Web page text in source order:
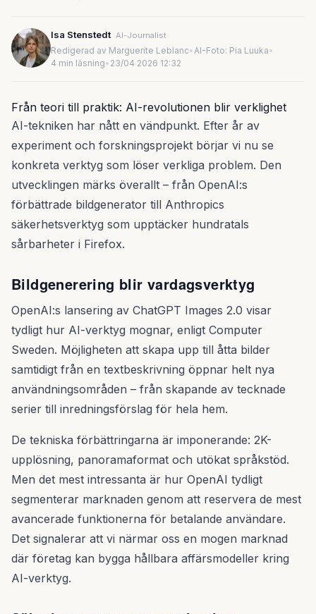
Isa Stenstedt AI-Journalist
Redigerad av Marguerite Leblanc•AI-Foto: Pia Luuka•
4 min läsning• 23/04 2026 12:32
Från teori till praktik: AI-revolutionen blir verklighet
AI-tekniken har nått en vändpunkt. Efter år av
experiment och forskningsprojekt börjar vi nu se
konkreta verktyg som löser verkliga problem. Den
utvecklingen märks överallt – från OpenAI:s
förbättrade bildgenerator till Anthropics
säkerhetsverktyg som upptäcker hundratals
sårbarheter i Firefox.
Bildgenerering blir vardagsverktyg
OpenAI:s lansering av ChatGPT Images 2.0 visar
tydligt hur AI-verktyg mognar, enligt Computer
Sweden. Möjligheten att skapa upp till åtta bilder
samtidigt från en textbeskrivning öppnar helt nya
användningsområden – från skapande av tecknade
serier till inredningsförslag för hela hem.
De tekniska förbättringarna är imponerande: 2K-
upplösning, panoramaformat och utökat språkstöd.
Men det mest intressanta är hur OpenAI tydligt
segmenterar marknaden genom att reservera de mest
avancerade funktionerna för betalande användare.
Det signalerar att vi närmar oss en mogen marknad
där företag kan bygga hållbara affärsmodeller kring
AI-verktyg.